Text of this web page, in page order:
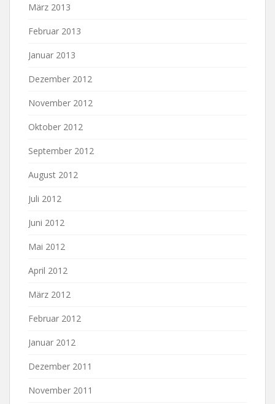
März 2013
Februar 2013
Januar 2013
Dezember 2012
November 2012
Oktober 2012
September 2012
August 2012
Juli 2012
Juni 2012
Mai 2012
April 2012
März 2012
Februar 2012
Januar 2012
Dezember 2011
November 2011